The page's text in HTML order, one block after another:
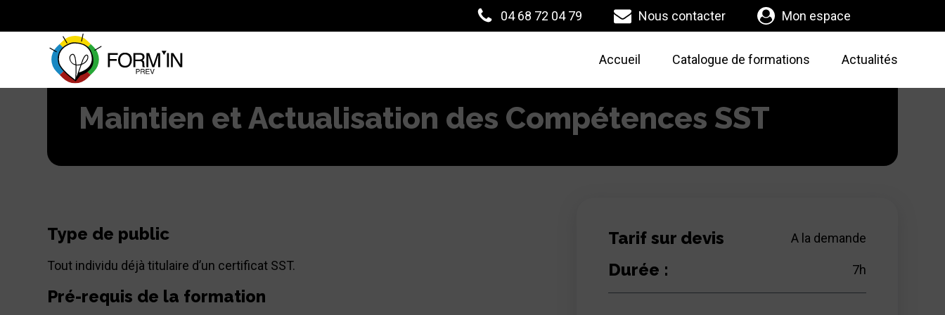
Maintien et Actualisation des Compétences SST
Type de public
Tout individu déjà titulaire d’un certificat SST.
Pré-requis de la formation
Tarif sur devis A la demande
Durée : 7h
04 68 72 04 79 Nous contacter Mon espace
Accueil Catalogue de formations Actualités